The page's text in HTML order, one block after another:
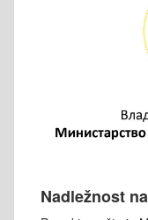
Nadležnost